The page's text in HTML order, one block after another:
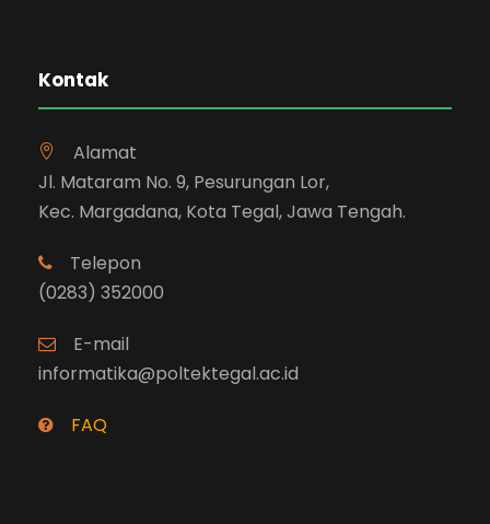
Kontak
Alamat
Jl. Mataram No. 9, Pesurungan Lor,
Kec. Margadana, Kota Tegal, Jawa Tengah.
Telepon
(0283) 352000
E-mail
informatika@poltektegal.ac.id
FAQ